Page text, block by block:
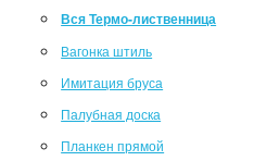
Вся Термо-лиственница
Вагонка штиль
Имитация бруса
Палубная доска
Планкен прямой